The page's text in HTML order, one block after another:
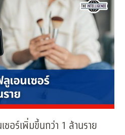
อร์เพิ่มขึ้นกว่า 1 ล้านราย